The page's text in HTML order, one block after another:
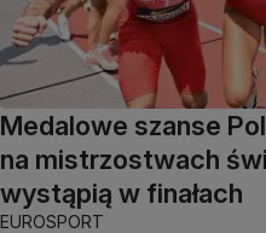
Medalowe szanse
na mistrzostwach
wystąpią w finałach
EUROSPORT